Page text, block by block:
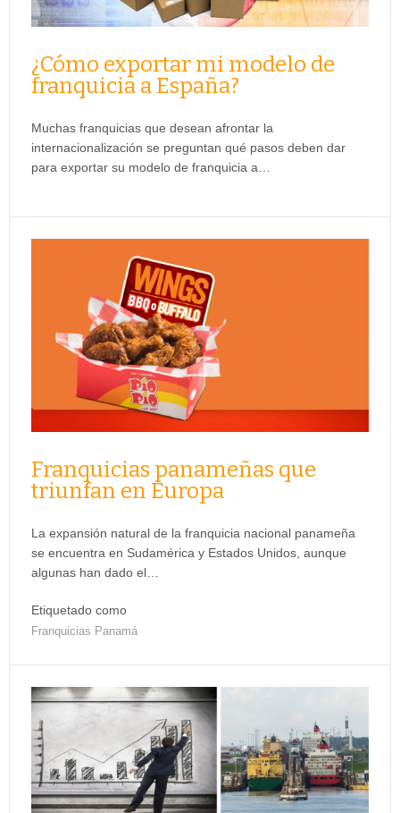
¿Cómo exportar mi modelo de
franquicia a España?
Muchas franquicias que desean afrontar la
internacionalización se preguntan qué pasos deben dar
para exportar su modelo de franquicia a…
Franquicias panameñas que
triunfan en Europa
La expansión natural de la franquicia nacional panameña
se encuentra en Sudamérica y Estados Unidos, aunque
algunas han dado el…
Etiquetado como
Franquicias Panamá